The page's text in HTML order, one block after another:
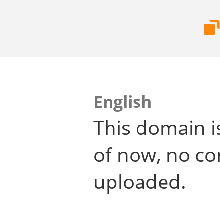
English
This domain
of now, no
uploaded.